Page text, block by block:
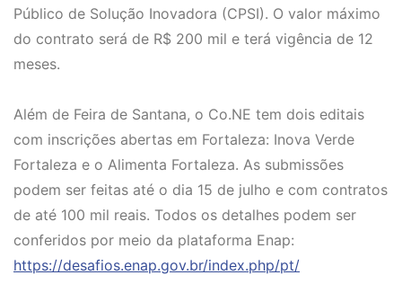
Público de Solução Inovadora (CPSI). O valor máximo
do contrato será de R$ 200 mil e terá vigência de 12
meses.
Além de Feira de Santana, o Co.NE tem dois editais
com inscrições abertas em Fortaleza: Inova Verde
Fortaleza e o Alimenta Fortaleza. As submissões
podem ser feitas até o dia 15 de julho e com contratos
de até 100 mil reais. Todos os detalhes podem ser
conferidos por meio da plataforma Enap:
https://desafios.enap.gov.br/index.php/pt/